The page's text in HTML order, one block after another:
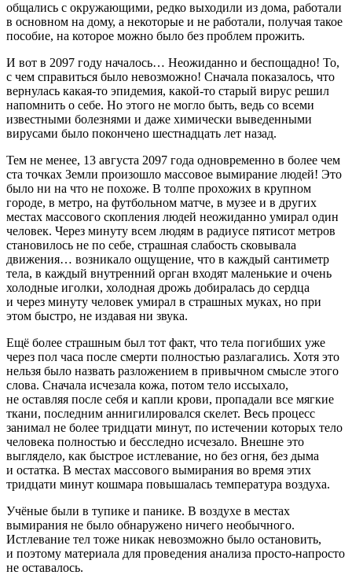
общались с окружающими, редко выходили из дома, работали
в основном на дому, а некоторые и не работали, получая такое
пособие, на которое можно было без проблем прожить.
И вот в 2097 году началось… Неожиданно и беспощадно! То,
с чем справиться было невозможно! Сначала показалось, что
вернулась какая-то эпидемия, какой-то старый вирус решил
напомнить о себе. Но этого не могло быть, ведь со всеми
известными болезнями и даже химически выведенными
вирусами было покончено шестнадцать лет назад.
Тем не менее, 13 августа 2097 года одновременно в более чем
ста точках Земли произошло массовое вымирание людей! Это
было ни на что не похоже. В толпе прохожих в крупном
городе, в метро, на футбольном матче, в музее и в других
местах массового скопления людей неожиданно умирал один
человек. Через минуту всем людям в радиусе пятисот метров
становилось не по себе, страшная слабость сковывала
движения… возникало ощущение, что в каждый сантиметр
тела, в каждый внутренний орган входят маленькие и очень
холодные иголки, холодная дрожь добиралась до сердца
и через минуту человек умирал в страшных муках, но при
этом быстро, не издавая ни звука.
Ещё более страшным был тот факт, что тела погибших уже
через пол часа после смерти полностью разлагались. Хотя это
нельзя было назвать разложением в привычном смысле этого
слова. Сначала исчезала кожа, потом тело иссыхало,
не оставляя после себя и капли крови, пропадали все мягкие
ткани, последним аннигилировался скелет. Весь процесс
занимал не более тридцати минут, по истечении которых тело
человека полностью и бесследно исчезало. Внешне это
выглядело, как быстрое истлевание, но без огня, без дыма
и остатка. В местах массового вымирания во время этих
тридцати минут кошмара повышалась температура воздуха.
Учёные были в тупике и панике. В воздухе в местах
вымирания не было обнаружено ничего необычного.
Истлевание тел тоже никак невозможно было остановить,
и поэтому материала для проведения анализа просто-напросто
не оставалось.